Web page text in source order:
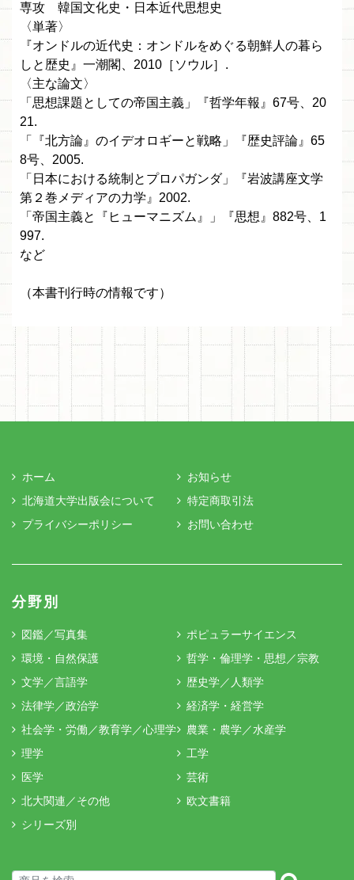
専攻 韓国文化史・日本近代思想史
〈単著〉
『オンドルの近代史：オンドルをめぐる朝鮮人の暮ら
しと歴史』一潮閣、2010［ソウル］.
〈主な論文〉
「思想課題としての帝国主義」『哲学年報』67号、20
21.
「『北方論』のイデオロギーと戦略」『歴史評論』65
8号、2005.
「日本における統制とプロパガンダ」『岩波講座文学
第２巻メディアの力学』2002.
「帝国主義と『ヒューマニズム』」『思想』882号、1
997.
など
（本書刊行時の情報です）
ホーム
お知らせ
北海道大学出版会について
特定商取引法
プライバシーポリシー
お問い合わせ
分野別
図鑑／写真集
ポピュラーサイエンス
環境・自然保護
哲学・倫理学・思想／宗教
文学／言語学
歴史学／人類学
法律学／政治学
経済学・経営学
社会学・労働／教育学／心理学
農業・農学／水産学
理学
工学
医学
芸術
北大関連／その他
欧文書籍
シリーズ別